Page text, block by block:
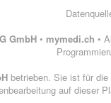
GmbH • mymedi.ch •
betrieben. Sie ist für
auf dieser